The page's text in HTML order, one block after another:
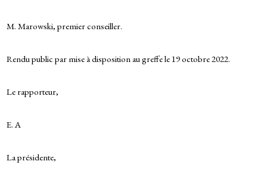
M. Marowski, premier conseiller.
Rendu public par mise à disposition au greffe le 19 octobre 2022.
Le rapporteur,
E. A
La présidente,